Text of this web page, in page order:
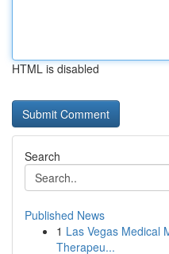
HTML is disabled
Search
Published News
1 Las Vegas Medical
Therapeu...